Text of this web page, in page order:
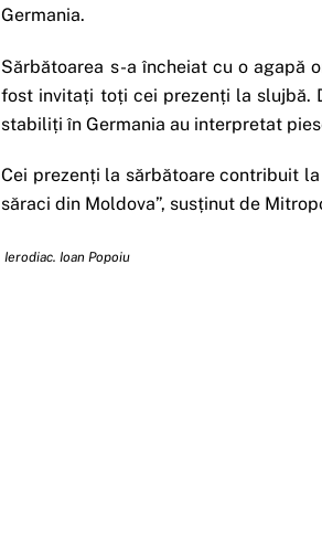
Germania.
Sărbătoarea s-a încheiat cu o agapă
fost invitați toți cei prezenți la slujbă.
stabiliți în Germania au interpretat
Cei prezenți la sărbătoare contribuit
săraci din Moldova”, susținut de
Ierodiac. Ioan Popoiu